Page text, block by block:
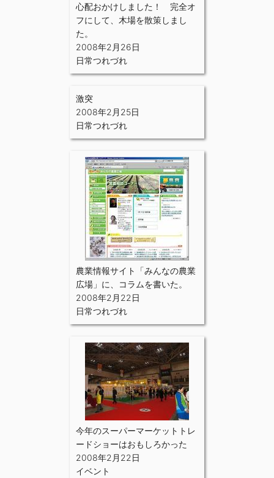
心配おかけしました！ 完全オ
フにして、木場を散策しまし
た。
2008年2月26日
日常つれづれ
激突
2008年2月25日
日常つれづれ
農業情報サイト「みんなの農業
広場」に、コラムを書いた。
2008年2月22日
日常つれづれ
今年のスーパーマーケットトレ
ードショーはおもしろかった
2008年2月22日
イベント